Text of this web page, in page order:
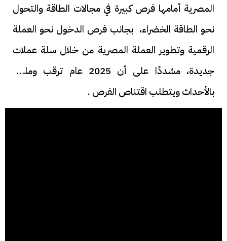
المصرية أمامها فرص كبيرة في مجالات الطاقة والتحول
نحو الطاقة الخضراء، بجانب فرص الدخول نحو العملة
الرقمية وتطوير العملة المصرية من خلال سلة عملات
جديدة، مشددًا على أن 2025 عام ترقب ومليء
بالأحداث ويتطلب اقتناص الفرص .